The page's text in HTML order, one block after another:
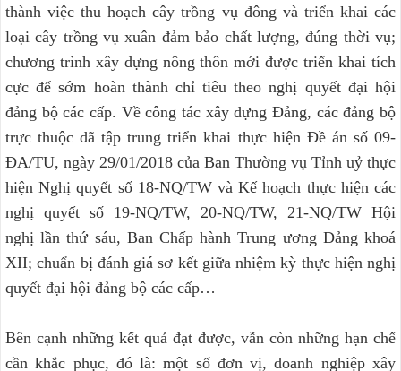
thành việc thu hoạch cây trồng vụ đông và triển khai các
loại cây trồng vụ xuân đảm bảo chất lượng, đúng thời vụ;
chương trình xây dựng nông thôn mới được triển khai tích
cực để sớm hoàn thành chỉ tiêu theo nghị quyết đại hội
đảng bộ các cấp. Về công tác xây dựng Đảng, các đảng bộ
trực thuộc đã tập trung triển khai thực hiện Đề án số 09-
ĐA/TU, ngày 29/01/2018 của Ban Thường vụ Tỉnh uỷ thực
hiện Nghị quyết số 18-NQ/TW và Kế hoạch thực hiện các
nghị quyết số 19-NQ/TW, 20-NQ/TW, 21-NQ/TW Hội
nghị lần thứ sáu, Ban Chấp hành Trung ương Đảng khoá
XII; chuẩn bị đánh giá sơ kết giữa nhiệm kỳ thực hiện nghị
quyết đại hội đảng bộ các cấp…
Bên cạnh những kết quả đạt được, vẫn còn những hạn chế
cần khắc phục, đó là: một số đơn vị, doanh nghiệp xây